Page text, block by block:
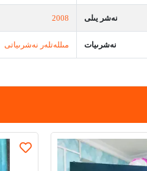
نەشر يىلى 2008
نەشرىيات مىللەتلەر نەشرىياتى